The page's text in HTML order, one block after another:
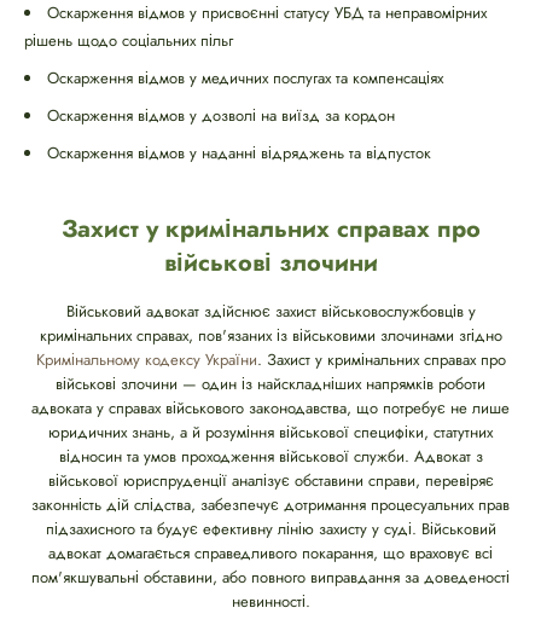
Оскарження відмов у присвоєнні статусу УБД та неправомірних
рішень щодо соціальних пільг
Оскарження відмов у медичних послугах та компенсаціях
Оскарження відмов у дозволі на виїзд за кордон
Оскарження відмов у наданні відряджень та відпусток
Захист у кримінальних справах про
військові злочини
Військовий адвокат здійснює захист військовослужбовців у
кримінальних справах, пов'язаних із військовими злочинами згідно
Кримінальному кодексу України. Захист у кримінальних справах про
військові злочини — один із найскладніших напрямків роботи
адвоката у справах військового законодавства, що потребує не лише
юридичних знань, а й розуміння військової специфіки, статутних
відносин та умов проходження військової служби. Адвокат з
військової юриспруденції аналізує обставини справи, перевіряє
законність дій слідства, забезпечує дотримання процесуальних прав
підзахисного та будує ефективну лінію захисту у суді. Військовий
адвокат домагається справедливого покарання, що враховує всі
пом'якшувальні обставини, або повного виправдання за доведеності
невинності.